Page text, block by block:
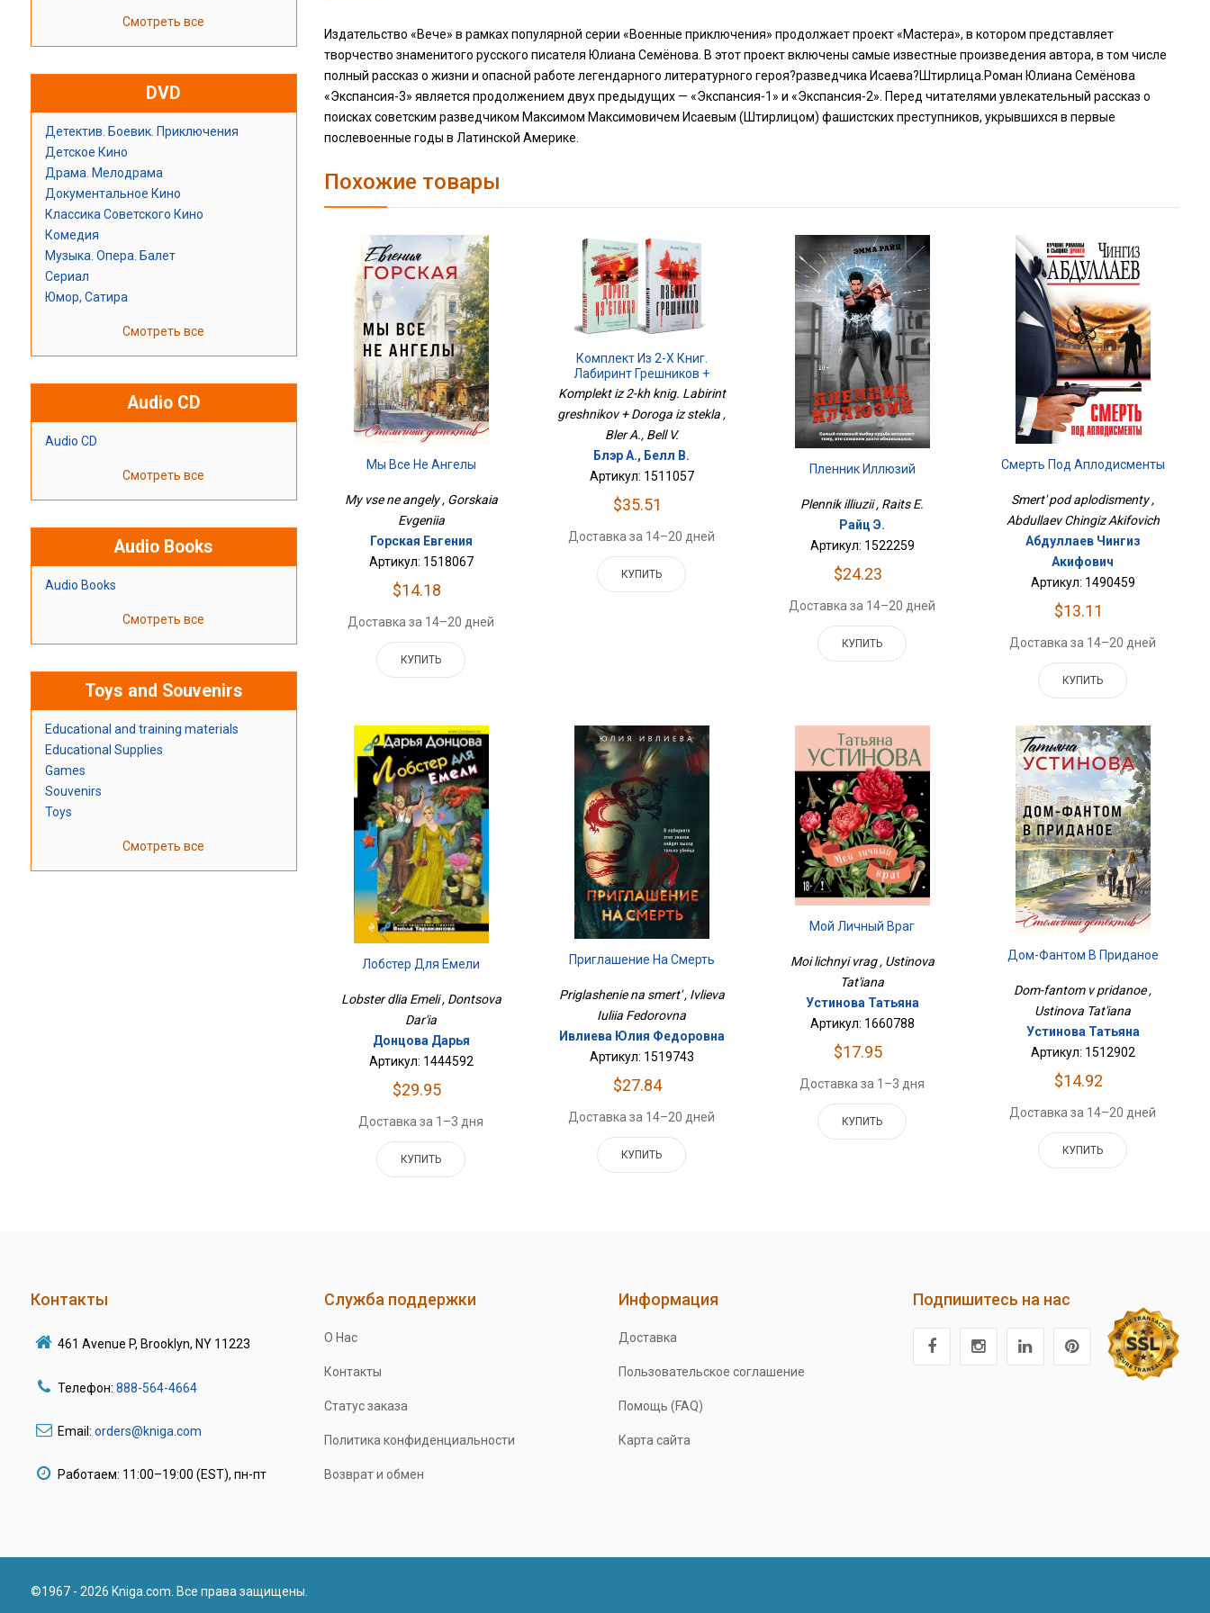
Смотреть все
DVD
Детектив. Боевик. Приключения
Детское Кино
Драма. Мелодрама
Документальное Кино
Классика Советского Кино
Комедия
Музыка. Опера. Балет
Сериал
Юмор, Сатира
Смотреть все
Audio CD
Audio CD
Смотреть все
Audio Books
Audio Books
Смотреть все
Toys and Souvenirs
Educational and training materials
Educational Supplies
Games
Souvenirs
Toys
Смотреть все
Издательство «Вече» в рамках популярной серии «Военные приключения» продолжает проект «Мастера», в котором представляет
творчество знаменитого русского писателя Юлиана Семёнова. В этот проект включены самые известные произведения автора, в том числе
полный рассказ о жизни и опасной работе легендарного литературного героя?разведчика Исаева?Штирлица.Роман Юлиана Семёнова
«Экспансия-3» является продолжением двух предыдущих — «Экспансия-1» и «Экспансия-2». Перед читателями увлекательный рассказ о
поисках советским разведчиком Максимом Максимовичем Исаевым (Штирлицом) фашистских преступников, укрывшихся в первые
послевоенные годы в Латинской Америке.
Похожие товары
Мы Все Не Ангелы
My vse ne angely , Gorskaia
Evgeniia
Горская Евгения
Артикул: 1518067
$14.18
Доставка за 14–20 дней
КУПИТЬ
Комплект Из 2-Х Книг.
Лабиринт Грешников +
Дорога Из Стекла
Komplekt iz 2-kh knig. Labirint
greshnikov + Doroga iz stekla ,
Bler A., Bell V.
Блэр А., Белл В.
Артикул: 1511057
$35.51
Доставка за 14–20 дней
КУПИТЬ
Пленник Иллюзий
Plennik illiuzii , Raits E.
Райц Э.
Артикул: 1522259
$24.23
Доставка за 14–20 дней
КУПИТЬ
Смерть Под Аплодисменты
Smert' pod aplodismenty ,
Abdullaev Chingiz Akifovich
Абдуллаев Чингиз
Акифович
Артикул: 1490459
$13.11
Доставка за 14–20 дней
КУПИТЬ
Лобстер Для Емели
Lobster dlia Emeli , Dontsova
Dar'ia
Донцова Дарья
Артикул: 1444592
$29.95
Доставка за 1–3 дня
КУПИТЬ
Приглашение На Смерть
Priglashenie na smert' , Ivlieva
Iuliia Fedorovna
Ивлиева Юлия Федоровна
Артикул: 1519743
$27.84
Доставка за 14–20 дней
КУПИТЬ
Мой Личный Враг
Moi lichnyi vrag , Ustinova
Tat'iana
Устинова Татьяна
Артикул: 1660788
$17.95
Доставка за 1–3 дня
КУПИТЬ
Дом-Фантом В Приданое
Dom-fantom v pridanoe ,
Ustinova Tat'iana
Устинова Татьяна
Артикул: 1512902
$14.92
Доставка за 14–20 дней
КУПИТЬ
Контакты
461 Avenue P, Brooklyn, NY 11223
Телефон: 888-564-4664
Email: orders@kniga.com
Работаем: 11:00–19:00 (EST), пн-пт
Служба поддержки
О Нас
Контакты
Статус заказа
Политика конфиденциальности
Возврат и обмен
Информация
Доставка
Пользовательское соглашение
Помощь (FAQ)
Карта сайта
Подпишитесь на нас
©1967 - 2026 Kniga.com. Все права защищены.